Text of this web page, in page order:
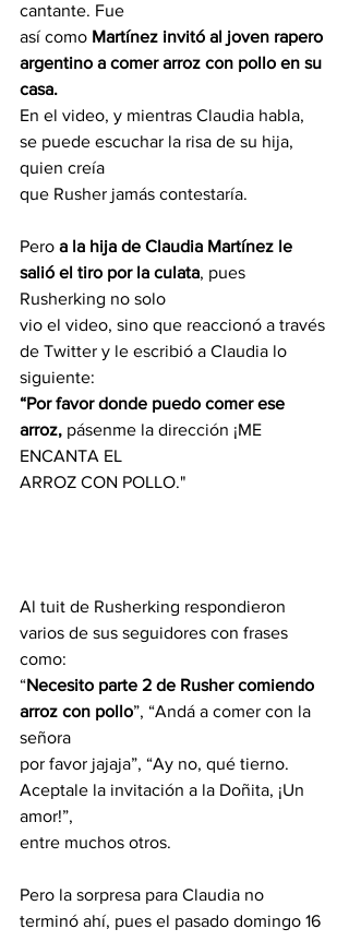
cantante. Fue
así como Martínez invitó al joven rapero
argentino a comer arroz con pollo en su
casa.
En el video, y mientras Claudia habla,
se puede escuchar la risa de su hija,
quien creía
que Rusher jamás contestaría.
Pero a la hija de Claudia Martínez le
salió el tiro por la culata, pues
Rusherking no solo
vio el video, sino que reaccionó a través
de Twitter y le escribió a Claudia lo
siguiente:
“Por favor donde puedo comer ese
arroz, pásenme la dirección ¡ME
ENCANTA EL
ARROZ CON POLLO."
Al tuit de Rusherking respondieron
varios de sus seguidores con frases
como:
“Necesito parte 2 de Rusher comiendo
arroz con pollo”, “Andá a comer con la
señora
por favor jajaja”, “Ay no, qué tierno.
Aceptale la invitación a la Doñita, ¡Un
amor!”,
entre muchos otros.
Pero la sorpresa para Claudia no
terminó ahí, pues el pasado domingo 16